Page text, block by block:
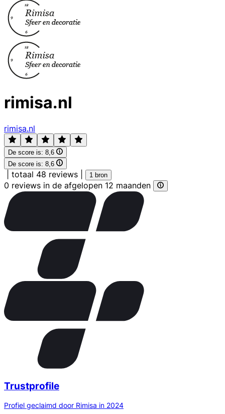
rimisa.nl
rimisa.nl
De score is: 8,6
De score is: 8,6
totaal 48 reviews 1 bron
0 reviews in de afgelopen 12 maanden
Trustprofile
Profiel geclaimd door Rimisa in 2024